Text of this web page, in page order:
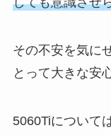
その不安を気に
とって大きな安
5060Tiについて